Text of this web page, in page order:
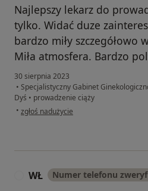
Najlepszy lekarz do
tylko. Widać duze
bardzo miły szczegółowo
Miła atmosfera. Bardzo
30 sierpnia 2023
• Specjalistyczny Gabinet
Dyś • prowadzenie ciąży
• w opinii użytkownika W.S
zgłoś nadużycie
WŁ Numer telefonu